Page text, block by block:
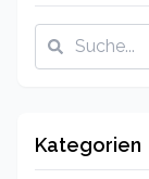
Kategorien